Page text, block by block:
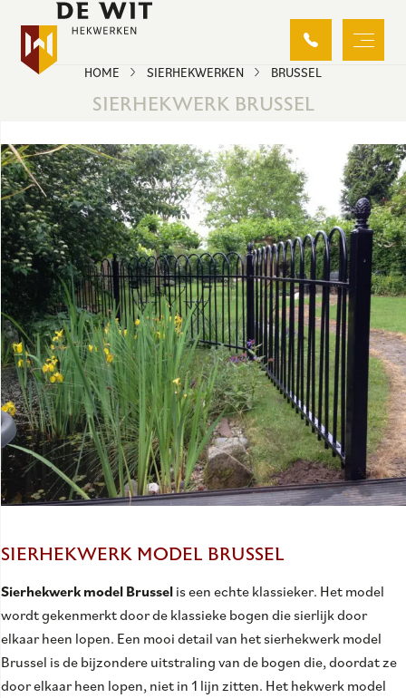
HOME SIERHEKWERKEN BRUSSEL
SIERHEKWERK BRUSSEL
SIERHEKWERK MODEL BRUSSEL
Sierhekwerk model Brussel is een echte klassieker. Het model
wordt gekenmerkt door de klassieke bogen die sierlijk door
elkaar heen lopen. Een mooi detail van het sierhekwerk model
Brussel is de bijzondere uitstraling van de bogen die, doordat ze
door elkaar heen lopen, niet in 1 lijn zitten. Het hekwerk model